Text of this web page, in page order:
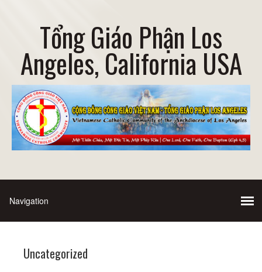
Tổng Giáo Phận Los
Angeles, California USA
Uncategorized